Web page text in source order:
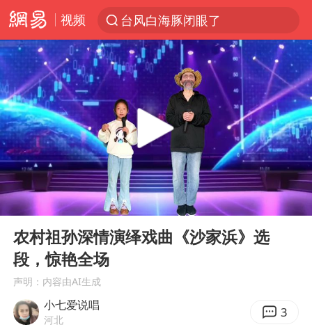
视频
台风白海豚闭眼了
“China Cool”火了，老外爱上中国避暑游
俄黑客称掌握北约直接参与袭俄证据
浙江海事局启动Ⅰ级防台应急响应
预计“白海豚”明晚将在浙江舟山到福建福鼎一带沿海登陆
云南一地村民过火把节意外灼伤16人
泰国初中生饮弹自尽前开了26枪
用AI造出新病毒意味着什么
王虹邓煜的同学获统计学界诺贝尔奖
Play
00:00 03:11
农村祖孙深情演绎戏曲《沙家浜》选
段，惊艳全场
声明：内容由AI生成
小七爱说唱
河北 3